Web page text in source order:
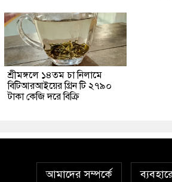
শ্রীমঙ্গলে ১৪তম চা নিলামে
বিটিআরআইয়ের গ্রিন টি ২৭৯০
টাকা কেজি দরে বিক্রি
আমাদের সম্পর্কে